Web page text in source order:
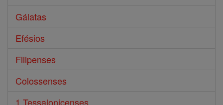
Gálatas
Efésios
Filipenses
Colossenses
1 Tessalonicenses